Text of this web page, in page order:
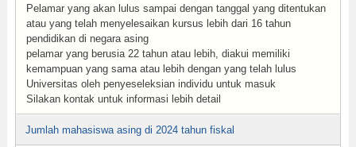
Pelamar yang akan lulus sampai dengan tanggal yang ditentukan
atau yang telah menyelesaikan kursus lebih dari 16 tahun
pendidikan di negara asing
pelamar yang berusia 22 tahun atau lebih, diakui memiliki
kemampuan yang sama atau lebih dengan yang telah lulus
Universitas oleh penyeseleksian individu untuk masuk
Silakan kontak untuk informasi lebih detail
Jumlah mahasiswa asing di 2024 tahun fiskal